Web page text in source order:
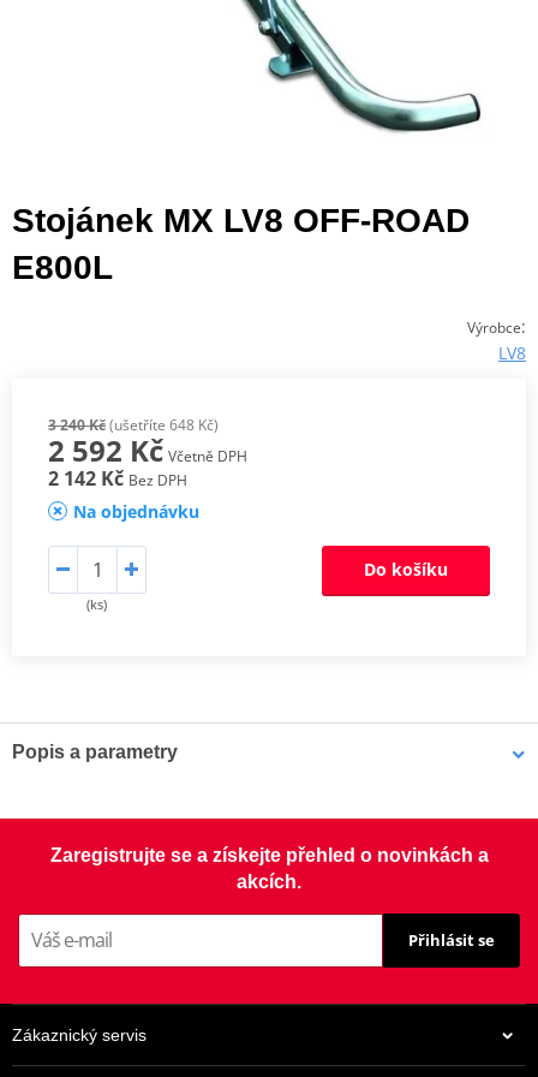
Stojánek MX LV8 OFF-ROAD
E800L
Výrobce:
LV8
3 240 Kč(ušetříte 648 Kč)
2 592 Kč Včetně DPH
2 142 Kč Bez DPH
Na objednávku
(ks)
Do košíku
Popis a parametry
Zaregistrujte se a získejte přehled o novinkách a
akcích.
Přihlásit se
Zákaznický servis